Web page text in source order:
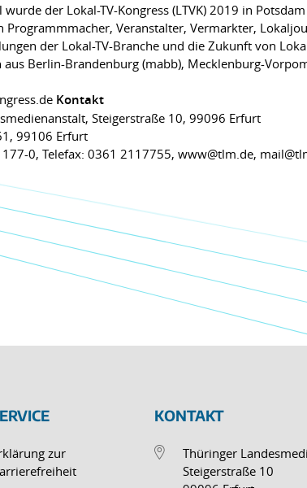
der Lokal-TV-Kongress (LTVK) 2019 in
Programmmacher, Veranstalter, Vermarkter,
der Lokal-TV-Branche und die Zukunft von
Berlin-Brandenburg (mabb), Mecklenburg-
Kontakt
Steigerstraße 10, 99096 Erfurt
99106 Erfurt
0, Telefax: 0361 2117755, www@tlm.de,
zur
KONTAKT
Thüringer
Steigerstraße 10